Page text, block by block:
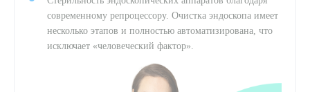
современному репроцессору. Очистка эндоскопа имеет
несколько этапов и полностью автоматизирована, что
исключает «человеческий фактор».